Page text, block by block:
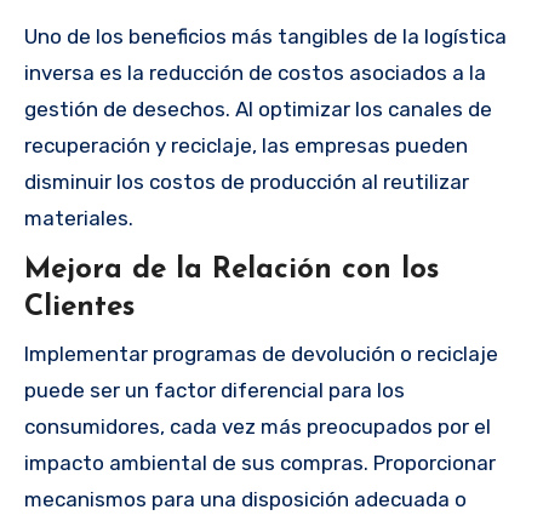
Uno de los beneficios más tangibles de la logística
inversa es la reducción de costos asociados a la
gestión de desechos. Al optimizar los canales de
recuperación y reciclaje, las empresas pueden
disminuir los costos de producción al reutilizar
materiales.
Mejora de la Relación con los
Clientes
Implementar programas de devolución o reciclaje
puede ser un factor diferencial para los
consumidores, cada vez más preocupados por el
impacto ambiental de sus compras. Proporcionar
mecanismos para una disposición adecuada o